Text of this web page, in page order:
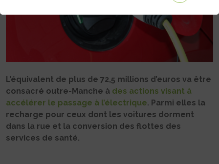
L’équivalent de plus de 72,5 millions d’euros va être
consacré outre-Manche à des actions visant à
accélérer le passage à l’électrique. Parmi elles la
recharge pour ceux dont les voitures dorment
dans la rue et la conversion des flottes des
services de santé.